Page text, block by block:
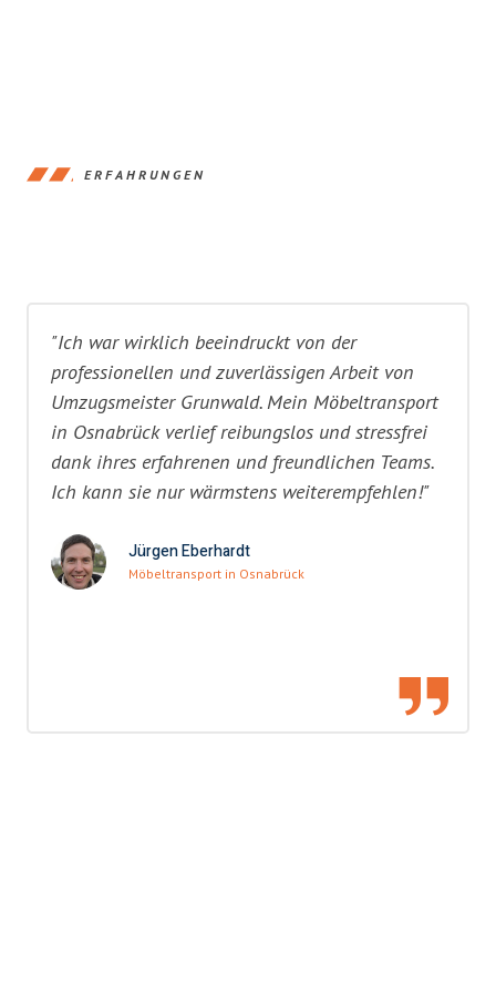
ERFAHRUNGEN
"Ich war wirklich beeindruckt von der
professionellen und zuverlässigen Arbeit von
Umzugsmeister Grunwald. Mein Möbeltransport
in Osnabrück verlief reibungslos und stressfrei
dank ihres erfahrenen und freundlichen Teams.
Ich kann sie nur wärmstens weiterempfehlen!"
Jürgen Eberhardt
Möbeltransport in Osnabrück